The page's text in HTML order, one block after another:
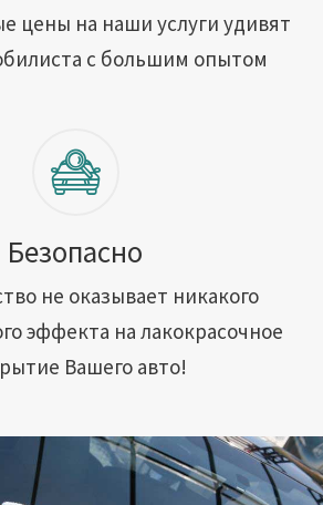
цены на наши услуги удивят
с большим опытом
Безопасно
не оказывает никакого
эффекта на лакокрасочное
Вашего авто!